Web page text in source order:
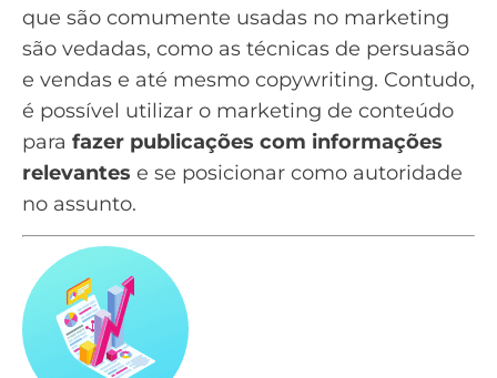
que são comumente usadas no marketing
são vedadas, como as técnicas de persuasão
e vendas e até mesmo copywriting. Contudo,
é possível utilizar o marketing de conteúdo
para fazer publicações com informações
relevantes e se posicionar como autoridade
no assunto.